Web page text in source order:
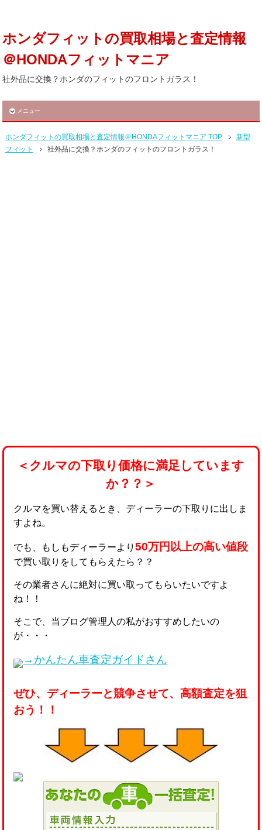
ホンダフィットの買取相場と査定情報
＠HONDAフィットマニア
社外品に交換？ホンダのフィットのフロントガラス！
メニュー
ホンダフィットの買取相場と査定情報＠HONDAフィットマニア TOP
新型
フィット
社外品に交換？ホンダのフィットのフロントガラス！
＜クルマの下取り価格に満足しています
か？？＞
クルマを買い替えるとき、ディーラーの下取りに出しま
すよね。
でも、もしもディーラーより50万円以上の高い値段
で買い取りをしてもらえたら？？
その業者さんに絶対に買い取ってもらいたいですよ
ね！！
そこで、当ブログ管理人の私がおすすめしたいの
が・・・
→かんたん車査定ガイドさん
ぜひ、ディーラーと競争させて、高額査定を狙
おう！！